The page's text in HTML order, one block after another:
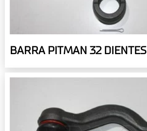
BARRA PITMAN 32 DIENTES